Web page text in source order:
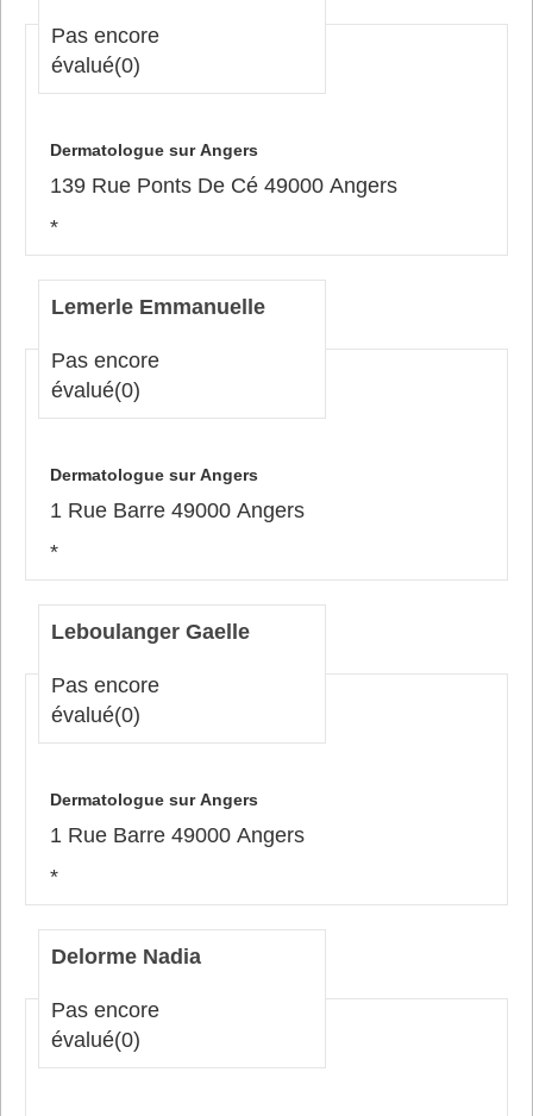
Pas encore
évalué(0)
Dermatologue sur Angers
139 Rue Ponts De Cé 49000 Angers
*
Lemerle Emmanuelle
Pas encore
évalué(0)
Dermatologue sur Angers
1 Rue Barre 49000 Angers
*
Leboulanger Gaelle
Pas encore
évalué(0)
Dermatologue sur Angers
1 Rue Barre 49000 Angers
*
Delorme Nadia
Pas encore
évalué(0)